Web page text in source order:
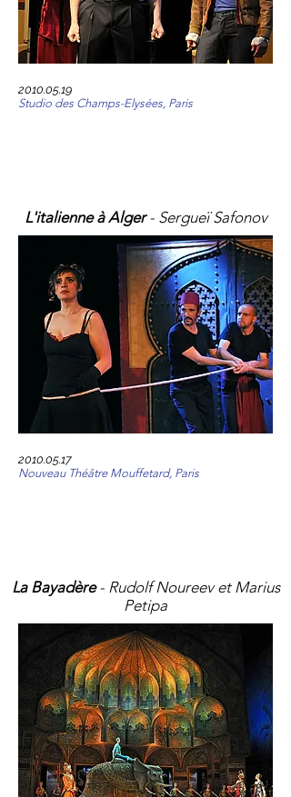
2010.05.19
Studio des Champs-Elysées, Paris
L'italienne à Alger - Sergueï Safonov
2010.05.17
Nouveau Théâtre Mouffetard, Paris
La Bayadère - Rudolf Noureev et Marius
Petipa